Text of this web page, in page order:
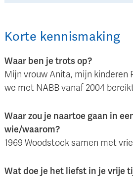
Korte kennismaking
Waar ben je trots op?
Mijn vrouw Anita, mijn kinderen
we met NABB vanaf 2004
Waar zou je naartoe gaan in
wie/waarom?
1969 Woodstock samen met
Wat doe je het liefst in je vrije